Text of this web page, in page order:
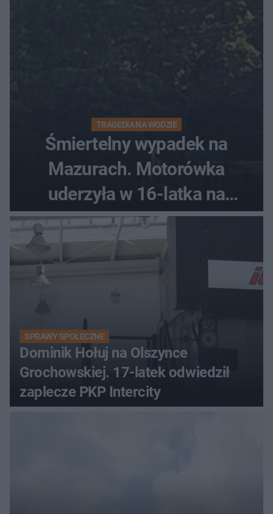
TRAGEDIA NA WODZIE
Śmiertelny wypadek na
Mazurach. Motorówka
uderzyła w 16-latka na
skuterze
SPRAWY SPOŁECZNE
Dominik Hołuj na Olszynce
Grochowskiej. 17-latek odwiedził
zaplecze PKP Intercity